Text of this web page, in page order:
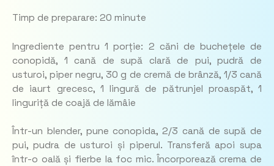
Timp de preparare: 20 minute
Ingrediente pentru 1 porție: 2 căni de buchețele de
conopidă, 1 cană de supă clară de pui, pudră de
usturoi, piper negru, 30 g de cremă de brânză, 1/3 cană
de iaurt grecesc, 1 lingură de pătrunjel proaspăt, 1
linguriță de coajă de lămâie
Într-un blender, pune conopida, 2/3 cană de supă de
pui, pudra de usturoi și piperul. Transferă apoi supa
într-o oală și fierbe la foc mic. Încorporează crema de